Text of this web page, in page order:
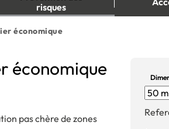
risques
économique
économique
pas chère de zones